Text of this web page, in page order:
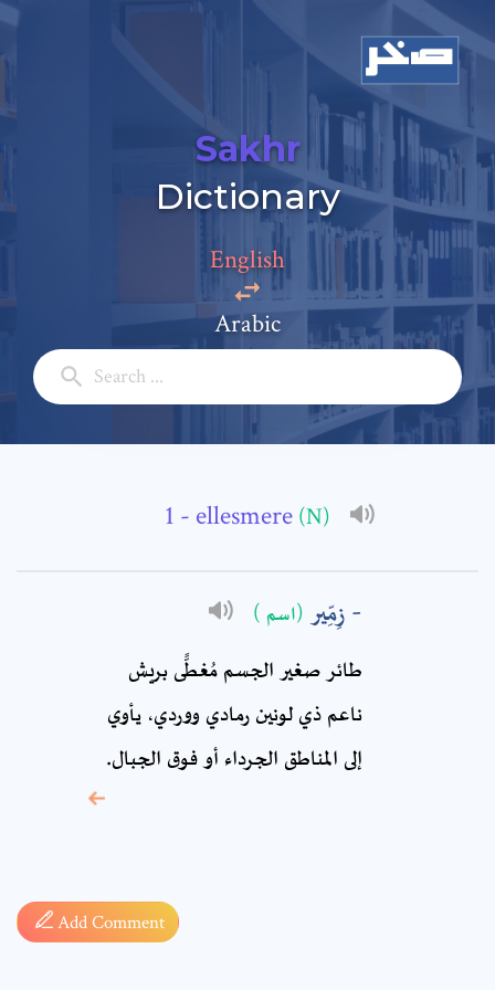
Sakhr
Dictionary
English
Arabic
- ellesmere (N)
زِمِّير (اسم )
طائر صغير الجسم مُغطًّى بريش
ناعم ذي لونين رمادي ووردي، يأوي
إلى المناطق الجرداء أو فوق الجبال.
Add Comment
Add a comment
Full Name: *
Subject: *
Comment: *